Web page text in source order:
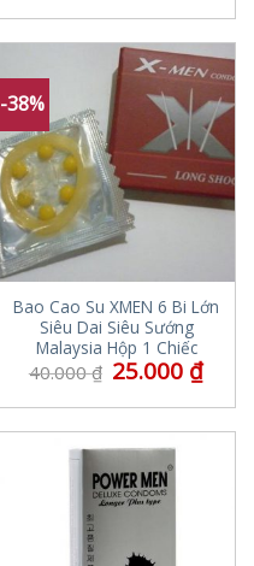
-38%
Bao Cao Su XMEN 6 Bi Lớn
Siêu Dai Siêu Sướng
Malaysia Hộp 1 Chiếc
40.000₫ 25.000 ₫